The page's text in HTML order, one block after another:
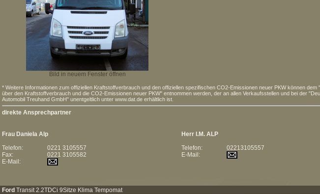
Bild in neuem Fenster öffnen
* Weitere Informationen zum offiziellen Kraftstoffverbrauch und den offiziellen spezifischen CO2-Emissionen neuer PKW können dem
über den Kraftstoffverbrauch und die CO2-Emissionen neuer PKW" entnommen werden, der an allen Verkaufsstellen und bei der
Automobil Treuhand GmbH" unentgeltlich unter www.dat.de erhältlich ist.
direkte Ansprechpartner
Frau Daniela Alp
Herr I.M. ALP
Telefon:
Fax:
E-Mail:
0221 3105557
0221 3105582
Telefon:
E-Mail:
02213105557
Ford Transit 2.2TDCi 9Sitze Klima Tempomat